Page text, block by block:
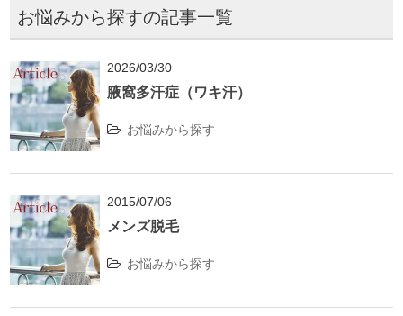
お悩みから探すの記事一覧
2026/03/30
腋窩多汗症（ワキ汗）
お悩みから探す
2015/07/06
メンズ脱毛
お悩みから探す